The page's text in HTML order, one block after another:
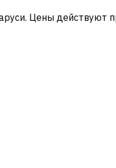
Цены действуют